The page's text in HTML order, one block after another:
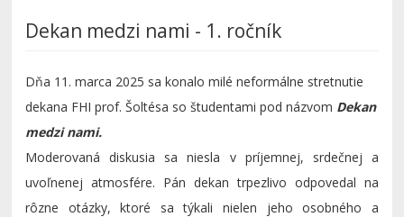
Dekan medzi nami - 1. ročník
Dňa 11. marca 2025 sa konalo milé neformálne stretnutie
dekana FHI prof. Šoltésa so študentami pod názvom Dekan
medzi nami.
Moderovaná diskusia sa niesla v príjemnej, srdečnej a
uvoľnenej atmosfére. Pán dekan trpezlivo odpovedal na
rôzne otázky, ktoré sa týkali nielen jeho osobného a